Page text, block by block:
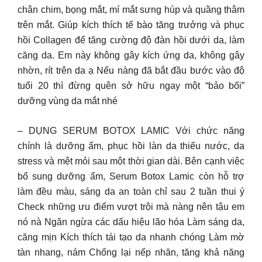
chân chim, bọng mắt, mí mắt sưng húp và quầng thâm
trên mắt. Giúp kích thích tế bào tăng trưởng và phục
hồi Collagen để tăng cường độ đàn hồi dưới da, làm
căng da. Em này không gây kích ứng da, không gây
nhờn, rít trên da ạ Nếu nàng đã bắt đầu bước vào độ
tuổi 20 thì đừng quên sở hữu ngay một “bảo bối”
dưỡng vùng da mắt nhé
– DỤNG SERUM BOTOX LAMIC Với chức năng
chính là dưỡng ẩm, phục hồi làn da thiếu nước, da
stress và mệt mỏi sau một thời gian dài. Bên cạnh việc
bổ sung dưỡng ẩm, Serum Botox Lamic còn hỗ trợ
làm đều màu, sáng da an toàn chỉ sau 2 tuần thui ý
Check những ưu điểm vượt trội mà nàng nên tậu em
nó nà Ngăn ngừa các dấu hiệu lão hóa Làm sáng da,
căng mịn Kích thích tái tạo da nhanh chóng Làm mờ
tàn nhang, nám Chống lại nếp nhăn, tăng khả năng